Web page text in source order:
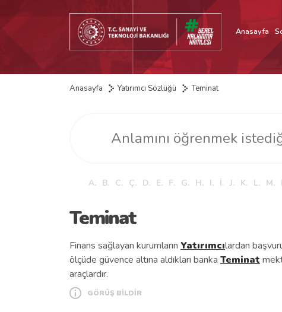
Anasayfa
Anasayfa Yatırımcı Sözlüğü Teminat
A. B. C. Ç. D. E. F. G. H. I. İ. J. K. L. M.
Teminat
Finans sağlayan kurumların Yatırımcılardan
ölçüde güvence altına aldıkları banka Teminat
araçlardır.
GÖRÜŞ BİLDİR